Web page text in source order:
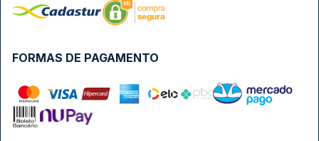
FORMAS DE PAGAMENTO